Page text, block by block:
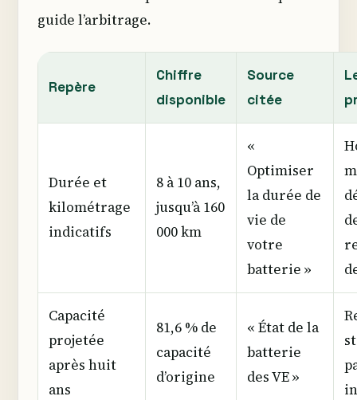
guide l’arbitrage.
Repère
Chiffre
disponible
Source
citée
Durée et
kilométrage
indicatifs
8 à 10 ans,
jusqu’à 160
000 km
«
Optimiser
la durée de
vie de
votre
batterie »
Capacité
projetée
après huit
ans
81,6 % de
capacité
d’origine
« État de la
batterie
des VE »